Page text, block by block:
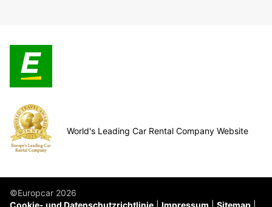
World's Leading Car Rental Company Website
©Europcar 2026
Cookie- und Datenschutzrichtlinie
Impressum Sitemap